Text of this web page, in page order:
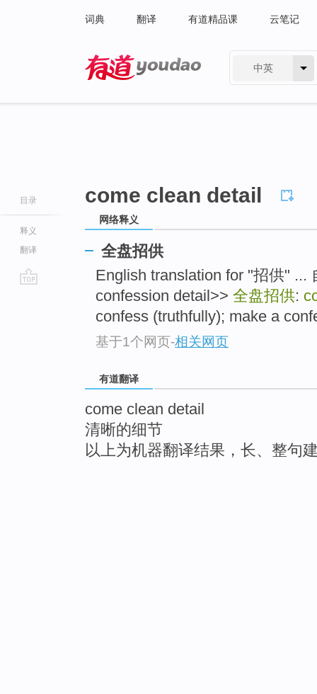
词典 翻译 有道精品课 云笔记
中英
目录
释义
翻译
come clean detail
网络释义
全盘招供
English translation for "招供" ...
confession detail>> 全盘招供:
confess (truthfully); make a
基于1个网页-相关网页
有道翻译
come clean detail
清晰的细节
以上为机器翻译结果，长、整句